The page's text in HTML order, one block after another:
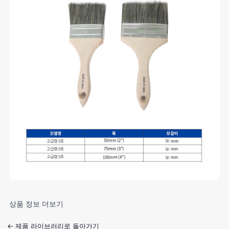
상품 정보 더보기
← 제품 라이브러리로 돌아가기